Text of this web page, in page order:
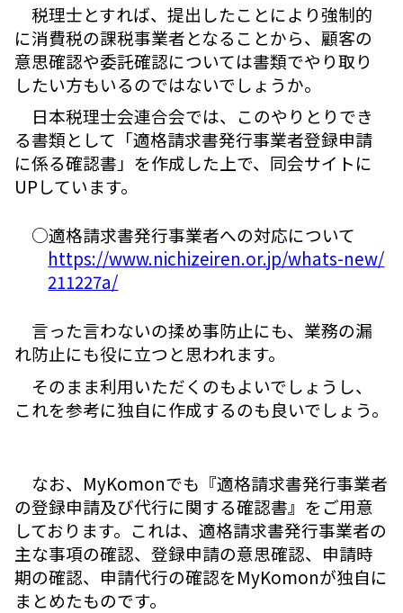
税理士とすれば、提出したことにより強制的
に消費税の課税事業者となることから、顧客の
意思確認や委託確認については書類でやり取り
したい方もいるのではないでしょうか。
日本税理士会連合会では、このやりとりでき
る書類として「適格請求書発行事業者登録申請
に係る確認書」を作成した上で、同会サイトに
UPしています。
○適格請求書発行事業者への対応について
https://www.nichizeiren.or.jp/whats-new/
211227a/
言った言わないの揉め事防止にも、業務の漏
れ防止にも役に立つと思われます。
そのまま利用いただくのもよいでしょうし、
これを参考に独自に作成するのも良いでしょう。
なお、MyKomonでも『適格請求書発行事業者
の登録申請及び代行に関する確認書』をご用意
しております。これは、適格請求書発行事業者の
主な事項の確認、登録申請の意思確認、申請時
期の確認、申請代行の確認をMyKomonが独自に
まとめたものです。